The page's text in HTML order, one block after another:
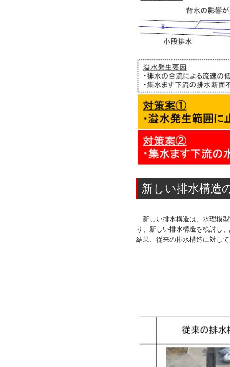
新しい排水構造
新しい排水構造は、水理模
り、新しい排水構造を検討し
結果、従来の排水構造に対し